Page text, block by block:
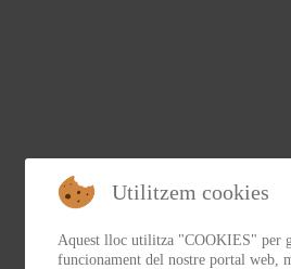
Utilitzem cookies
Aquest lloc utilitza "COOKIES" per
funcionament del nostre portal web,